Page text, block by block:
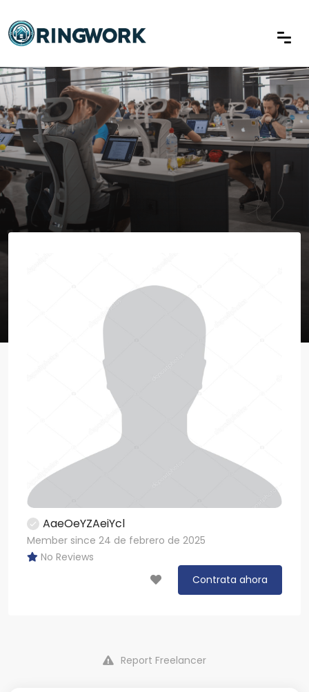
AaeOeYZAeiYcl
Member since 24 de febrero de 2025
No Reviews
Contrata ahora
Report Freelancer